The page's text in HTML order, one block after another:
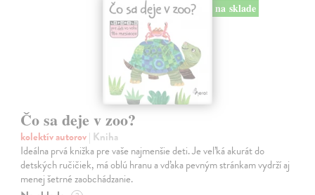
na sklade
Čo sa deje v zoo?
kolektív autorov| Kniha
Ideálna prvá knižka pre vaše najmenšie deti. Je veľká akurát do
detských ručičiek, má oblú hranu a vďaka pevným stránkam vydrží aj
menej šetrné zaobchádzanie.